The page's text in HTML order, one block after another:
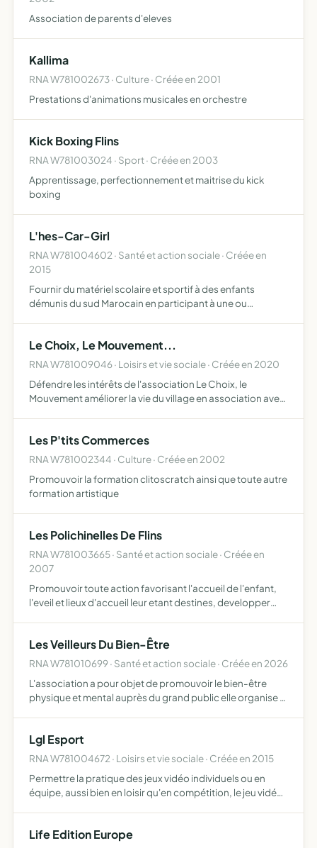
Association de parents d'eleves
Kallima
RNA W781002673 · Culture · Créée en 2001
Prestations d'animations musicales en orchestre
Kick Boxing Flins
RNA W781003024 · Sport · Créée en 2003
Apprentissage, perfectionnement et maitrise du kick
boxing
L'hes-Car-Girl
RNA W781004602 · Santé et action sociale · Créée en
2015
Fournir du matériel scolaire et sportif à des enfants
démunis du sud Marocain en participant à une ou
Le Choix, Le Mouvement...
RNA W781009046 · Loisirs et vie sociale · Créée en 2020
Défendre les intérêts de l'association Le Choix, le
Mouvement améliorer la vie du village en association avec
Les P'tits Commerces
RNA W781002344 · Culture · Créée en 2002
Promouvoir la formation clitoscratch ainsi que toute autre
formation artistique
Les Polichinelles De Flins
RNA W781003665 · Santé et action sociale · Créée en
2007
Promouvoir toute action favorisant l'accueil de l'enfant,
l'eveil et lieux d'accueil leur etant destines, developper
Les Veilleurs Du Bien-Être
RNA W781010699 · Santé et action sociale · Créée en 2026
L'association a pour objet de promouvoir le bien-être
physique et mental auprès du grand public elle organise à
Lgl Esport
RNA W781004672 · Loisirs et vie sociale · Créée en 2015
Permettre la pratique des jeux vidéo individuels ou en
équipe, aussi bien en loisir qu'en compétition, le jeu vidéo
Life Edition Europe